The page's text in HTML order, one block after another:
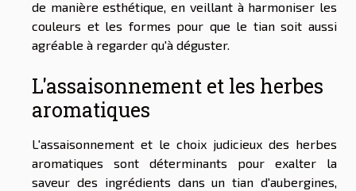
de manière esthétique, en veillant à harmoniser les
couleurs et les formes pour que le tian soit aussi
agréable à regarder qu'à déguster.
L'assaisonnement et les herbes
aromatiques
L'assaisonnement et le choix judicieux des herbes
aromatiques sont déterminants pour exalter la
saveur des ingrédients dans un tian d'aubergines,